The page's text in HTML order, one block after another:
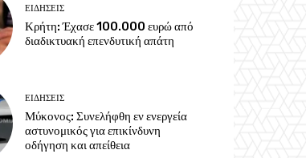
ΕΙΔΗΣΕΙΣ
Κρήτη: Έχασε 100.000 ευρώ από
διαδικτυακή επενδυτική απάτη
ΕΙΔΗΣΕΙΣ
Μύκονος: Συνελήφθη εν ενεργεία
αστυνομικός για επικίνδυνη
οδήγηση και απείθεια